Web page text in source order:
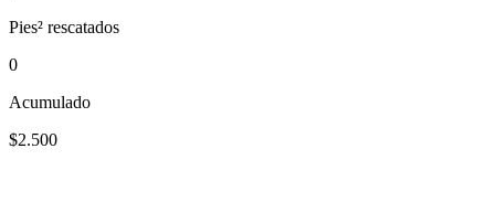
Pies² rescatados
0
Acumulado
$2.500